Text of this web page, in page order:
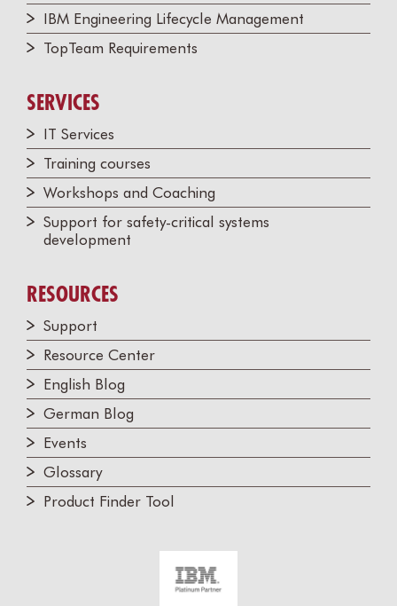
IBM Engineering Lifecycle Management
TopTeam Requirements
SERVICES
IT Services
Training courses
Workshops and Coaching
Support for safety-critical systems
development
RESOURCES
Support
Resource Center
English Blog
German Blog
Events
Glossary
Product Finder Tool